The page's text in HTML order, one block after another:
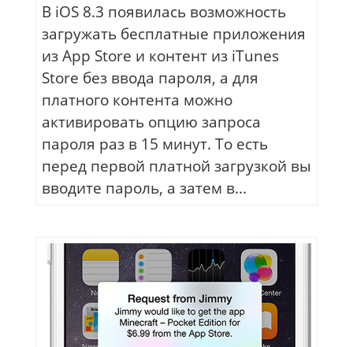
В iOS 8.3 появилась возможность
загружать бесплатные приложения
из App Store и контент из iTunes
Store без ввода пароля, а для
платного контента можно
активировать опцию запроса
пароля раз в 15 минут. То есть
перед первой платной загрузкой вы
вводите пароль, а затем в...